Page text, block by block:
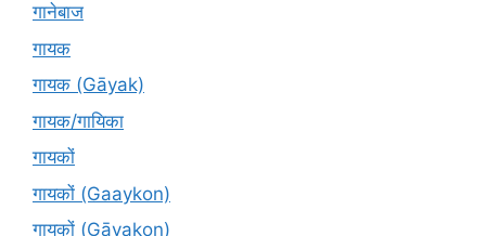
गानेबाज
गायक
गायक (Gāyak)
गायक/गायिका
गायकों
गायकों (Gaaykon)
गायकों (Gāyakon)